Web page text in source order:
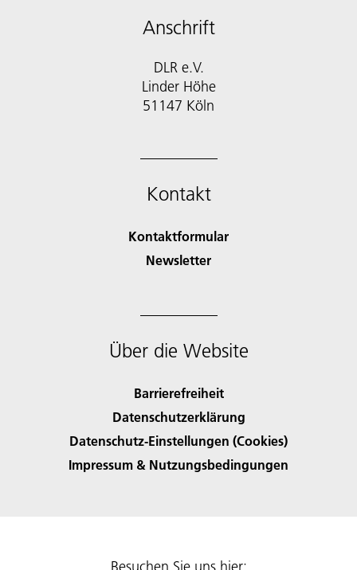
Anschrift
DLR e.V.
Linder Höhe
51147 Köln
Kontakt
Kontaktformular
Newsletter
Über die Website
Barrierefreiheit
Datenschutzerklärung
Datenschutz-Einstellungen (Cookies)
Impressum & Nutzungsbedingungen